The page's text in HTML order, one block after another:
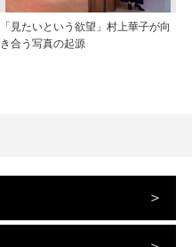
「見たいという欲望」村上華子が向
き合う写真の起源